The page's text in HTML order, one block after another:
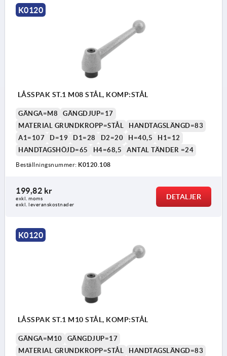
K0120
LÅSSPAK ST.1 M08 STÅL, KOMP:STÅL
GÄNGA=M8
GÄNGDJUP=17
MATERIAL GRUNDKROPP=STÅL
HANDTAGSLÄNGD=83
A1=107
D=19 D1=28 D2=20 H=40,5
H1=12
HANDTAGSHÖJD=65
H4=68,5 ANTAL TÄNDER =24
Beställningsnummer: K0120.108
199,82 kr
exkl. moms
exkl. leveranskostnader
DETALJER
K0120
LÅSSPAK ST.1 M10 STÅL, KOMP:STÅL
GÄNGA=M10
GÄNGDJUP=17
MATERIAL GRUNDKROPP=STÅL
HANDTAGSLÄNGD=83